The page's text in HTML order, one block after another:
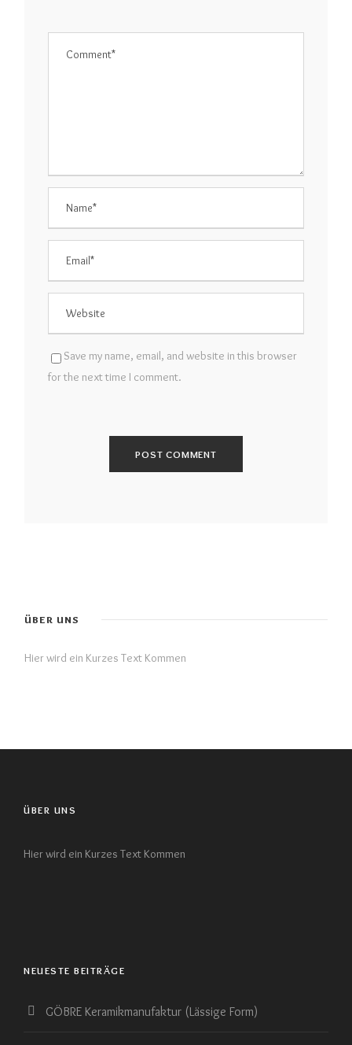
Save my name, email, and website in this browser
for the next time I comment.
ÜBER UNS
Hier wird ein Kurzes Text Kommen
ÜBER UNS
Hier wird ein Kurzes Text Kommen
NEUESTE BEITRÄGE
GÖBRE Keramikmanufaktur (Lässige Form)